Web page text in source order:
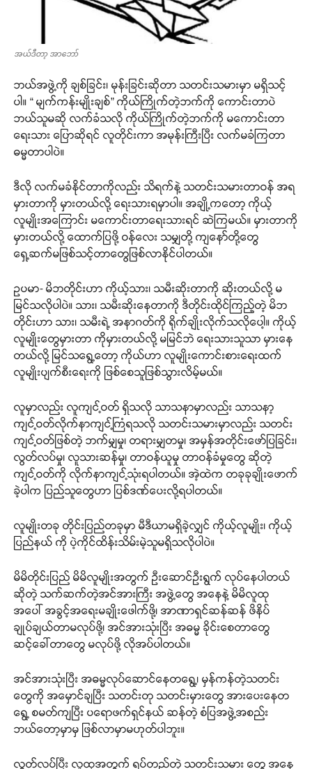
အယ်ဒီတာ့ အာဘော်
ဘယ်အဖွဲ့ကို ချစ်ခြင်း၊ မုန်းခြင်းဆိုတာ သတင်းသမားမှာ မရှိသင့်
ပါ။ “ မျက်ကန်းမျိုးချစ်” ကိုယ်ကြိုက်တဲ့ဘက်ကို ကောင်းတာပဲ
ဘယ်သူမဆို လက်ခံသလို ကိုယ်ကြိုက်တဲ့ဘက်ကို မကောင်းတာ
ရေးသား ပြောဆိုရင် လူတိုင်းကာ အမုန်းကြီးပြီး လက်မခံကြတာ
ဓမ္မတာပါပဲ။
ဒီလို လက်မခံနိုင်တာကိုလည်း သိရက်နဲ့ သတင်းသမားတာဝန် အရ
မှားတာကို မှားတယ်လို့ ရေးသားရမှာပါ။ အချို့ကတော့ ကိုယ့်
လူမျိုးအကြောင်း မကောင်းတာရေးသားရင် ဆဲကြမယ်။ မှားတာကို
မှားတယ်လို့ ထောက်ပြဖို့ ဝန်လေး သမျှတို့ ကျနော်တို့တွေ
ရှေ့ဆက်မဖြစ်သင့်တာတွေဖြစ်လာနိုင်ပါတယ်။
ဥပမာ- မိဘတိုင်းဟာ ကိုယ့်သား၊ သမီးဆိုးတာကို ဆိုးတယ်လို့ မ
မြင်သလိုပါပဲ။ သား၊ သမီးဆိုးနေတာကို ဒီတိုင်းထိုင်ကြည့်တဲ့ မိဘ
တိုင်းဟာ သား၊ သမီးရဲ့ အနာဂတ်ကို ရိုက်ချိုးလိုက်သလိုပေါ့။ ကိုယ့်
လူမျိုးတွေမှားတာ ကိုမှားတယ်လို့ မမြင်ဘဲ ရေးသားသူသာ မှားနေ
တယ်လို့ မြင်သရွေ့တော့ ကိုယ်ဟာ လူမျိုးကောင်းစားရေးထက်
လူမျိုးပျက်စီးရေးကို ဖြစ်စေသူဖြစ်သွားလိမ့်မယ်။
လူမှာလည်း လူကျင့်ဝတ် ရှိသလို သာသနာမှာလည်း သာသနာ့
ကျင့်ဝတ်လိုက်နာကျင့်ကြံရသလို သတင်းသမားမှာလည်း သတင်း
ကျင့်ဝတ်ဖြစ်တဲ့ ဘက်မျှမှု၊ တရားမျှတမှု၊ အမှန်အတိုင်းဖော်ပြခြင်း၊
လွတ်လပ်မှု၊ လူသားဆန်မှု၊ တာဝန်ယူမှု တာဝန်ခံမှုတွေ ဆိုတဲ့
ကျင့်ဝတ်ကို လိုက်နာကျင့်သုံးရပါတယ်။ အဲ့ထဲက တခုခုချိုးဖောက်
ခဲ့ပါက ပြည်သူတွေဟာ ပြစ်ဒဏ်ပေးလို့ရပါတယ်။
လူမျိုးတခု တိုင်းပြည်တခုမှာ မီဒီယာမရှိခဲ့လျှင် ကိုယ့်လူမျိုး၊ ကိုယ့်
ပြည်နယ် ကို ပဲ့ကိုင်ထိန်းသိမ်းမဲ့သူမရှိသလိုပါပဲ။
မိမိတိုင်းပြည် မိမိလူမျိုးအတွက် ဉီးဆောင်ဉီးရွက် လုပ်နေပါတယ်
ဆိုတဲ့ သက်ဆက်တဲ့အင်အားကြီး အဖွဲ့တွေ အနေနဲ့ မိမိလူထု
အပေါ် အခွင့်အရေးမချိုးဖေါက်ဖို့၊ အာဏာရှင်ဆန်ဆန် ဖိနိပ်
ချုပ်ချယ်တာမလုပ်ဖို့၊ အင်အားသုံးပြီး အဓမ္မ ခိုင်းစေတာတွေ
ဆင့်ခေါ်တာတွေ မလုပ်ဖို့ လိုအပ်ပါတယ်။
အင်အားသုံးပြီး အဓမ္မလုပ်ဆောင်နေတရွေ့၊ မှန်ကန်တဲ့သတင်း
တွေကို အမှောင်ချပြီး သတင်းတု သတင်းမှားတွေ အားပေးနေတ
ရွေ့ စမတ်ကျပြီး ပရောဖက်ရှင်နယ် ဆန်တဲ့ စံပြအဖွဲ့အစည်း
ဘယ်တော့မှာမှ ဖြစ်လာမှာမဟုတ်ပါဘူး။
လွတ်လပ်ပြီး လူထုအတွက် ရပ်တည်တဲ့ သတင်းသမား တွေ အနေ